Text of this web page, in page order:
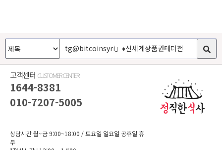
고객센터 CUSTOMER CENTER
1644-8381
010-7207-5005
상담시간 월~금 9:00~18:00 / 토요일 일요일 공휴일 휴
무